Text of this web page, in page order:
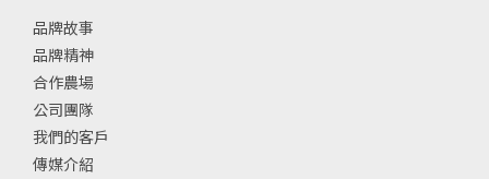
品牌故事
品牌精神
合作農場
公司團隊
我們的客戶
傳媒介紹